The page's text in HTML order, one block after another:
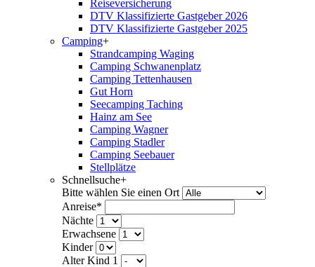
Reiseversicherung
DTV Klassifizierte Gastgeber 2026
DTV Klassifizierte Gastgeber 2025
Camping+
Strandcamping Waging
Camping Schwanenplatz
Camping Tettenhausen
Gut Horn
Seecamping Taching
Hainz am See
Camping Wagner
Camping Stadler
Camping Seebauer
Stellplätze
Schnellsuche+
Bitte wählen Sie einen Ort
Anreise*
Nächte
Erwachsene
Kinder
Alter Kind 1